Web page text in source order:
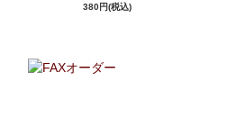
380円(税込)